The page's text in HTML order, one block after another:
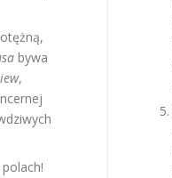
bywa
,